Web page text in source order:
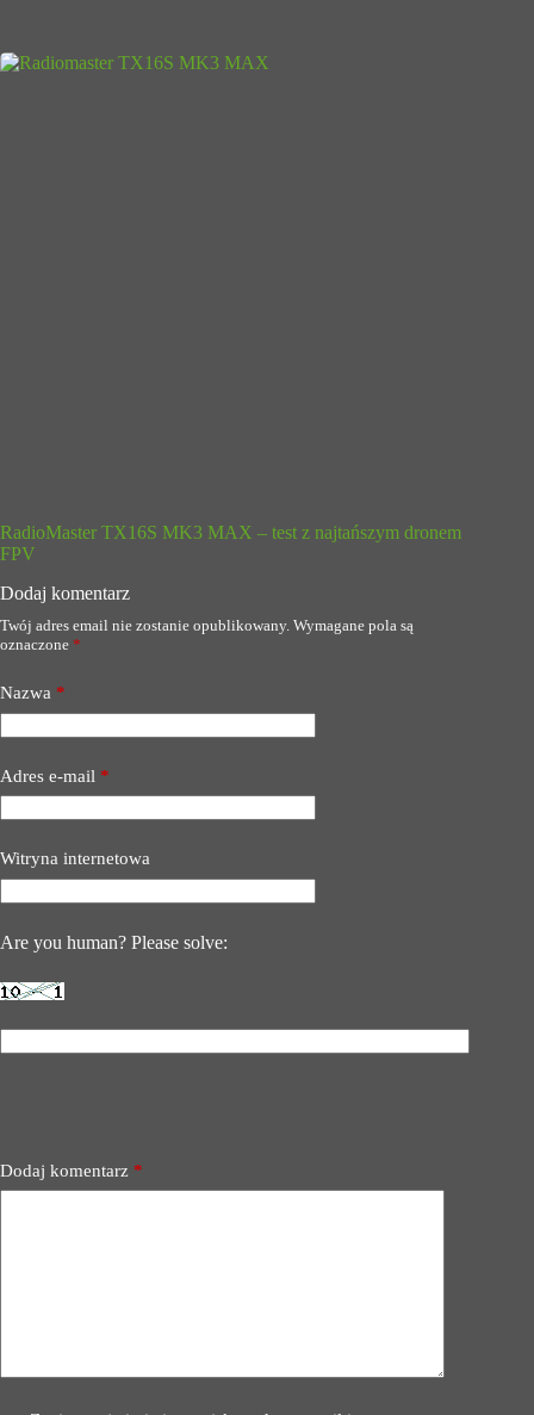
RadioMaster TX16S MK3 MAX – test z najtańszym dronem
FPV
Dodaj komentarz
Twój adres email nie zostanie opublikowany. Wymagane pola są
oznaczone *
Nazwa *
Adres e-mail *
Witryna internetowa
Are you human? Please solve:
Dodaj komentarz *